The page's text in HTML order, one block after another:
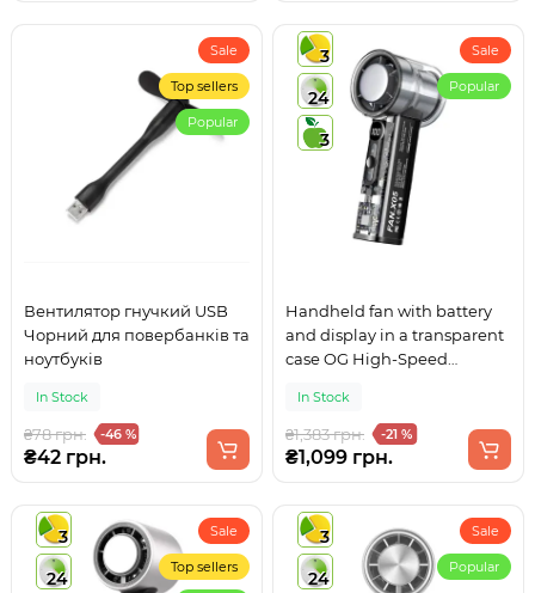
Sale
Top sellers
Popular
Вентилятор гнучкий USB
Чорний для повербанків та
ноутбуків
In Stock
₴78 грн. -46 %
₴42 грн.
3
24
3
Sale
Popular
Handheld fan with battery
and display in a transparent
case OG High-Speed
cooling) Black
In Stock
₴1,383 грн. -21 %
₴1,099 грн.
3
24
Sale
Top sellers
3
24
Sale
Popular